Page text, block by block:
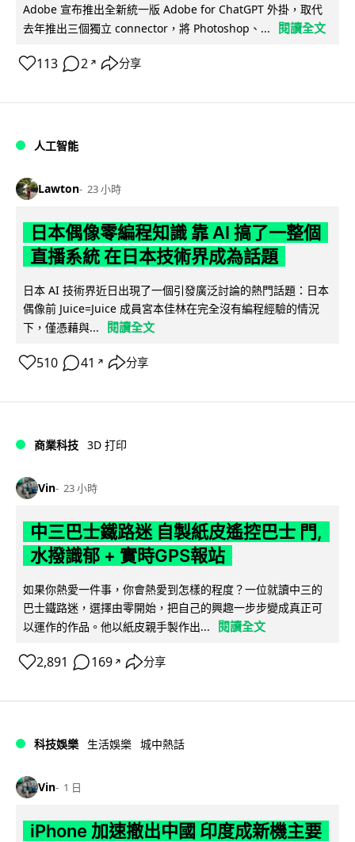
Adobe 宣布推出全新統一版 Adobe for ChatGPT 外掛，取代
去年推出三個獨立 connector，將 Photoshop、...
閱讀全文
113 2 ↗ 分享
人工智能
Lawton 23 小時
日本偶像零編程知識 靠 AI 搞了一整個
直播系統 在日本技術界成為話題
日本 AI 技術界近日出現了一個引發廣泛討論的熱門話題：日本
偶像前 Juice=Juice 成員宮本佳林在完全沒有編程經驗的情況
下，僅憑藉與...
閱讀全文
510 41 ↗ 分享
商業科技 3D 打印
Vin 23 小時
中三巴士鐵路迷 自製紙皮遙控巴士 門,
水撥識郁 + 實時GPS報站
如果你熱愛一件事，你會熱愛到怎樣的程度？一位就讀中三的
巴士鐵路迷，選擇由零開始，把自己的興趣一步步變成真正可
以運作的作品。他以紙皮親手製作出...
閱讀全文
2,891 169 ↗ 分享
科技娛樂 生活娛樂 城中熱話
Vin 1 日
iPhone 加速撤出中國 印度成新機主要